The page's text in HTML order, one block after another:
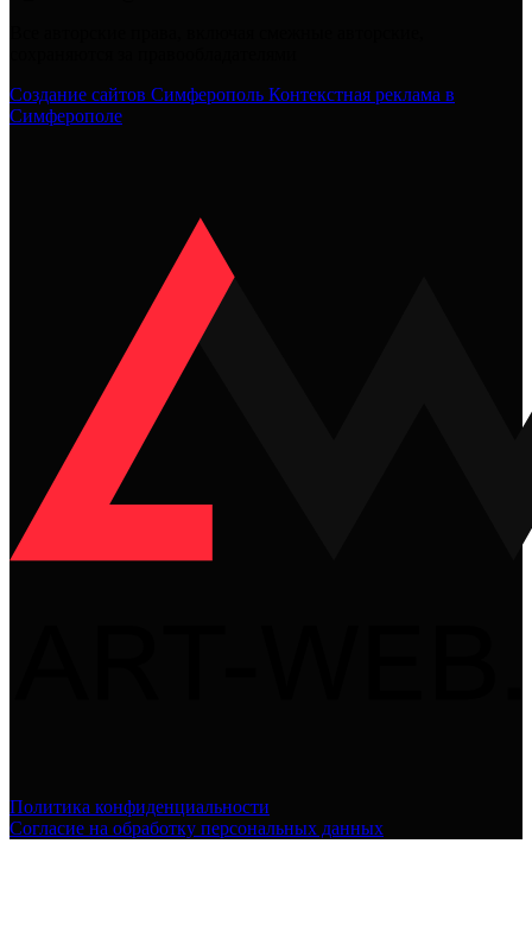
Создание сайтов Симферополь Контекстная реклама в
Симферополе
Политика конфиденциальности
Согласие на обработку персональных данных